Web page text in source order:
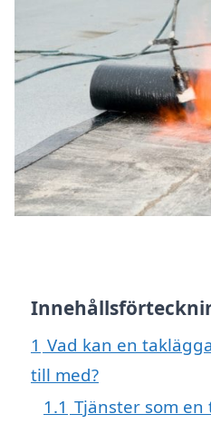
1 Vad kan en
till med?
1.1 Tjänster som